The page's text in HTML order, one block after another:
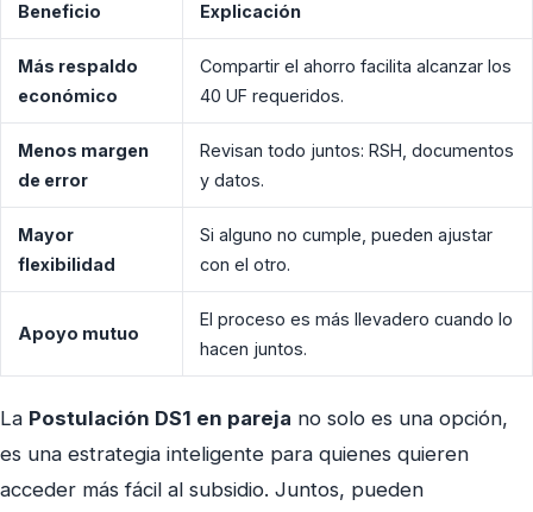
Beneficio Explicación
Más respaldo
económico
Compartir el ahorro facilita alcanzar los
40 UF requeridos.
Menos margen
de error
Revisan todo juntos: RSH, documentos
y datos.
Mayor
flexibilidad
Si alguno no cumple, pueden ajustar
con el otro.
Apoyo mutuo
El proceso es más llevadero cuando lo
hacen juntos.
La Postulación DS1 en pareja no solo es una opción,
es una estrategia inteligente para quienes quieren
acceder más fácil al subsidio. Juntos, pueden